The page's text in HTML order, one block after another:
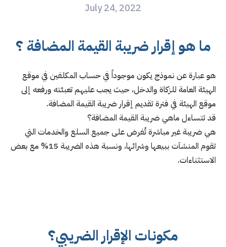
July 24, 2022
ما هو إقرار ضريبة القيمة المضافة ؟
هو عبارة عن نموذج يكون موجوداً في حساب المكلفين في موقع
الهيئة العامة للزكاة والدخل، حيث يجب عليهم تعبئته ورفعه إلى
موقع الهيئة في فترة تقديم إقرار ضريبة القيمة المضافة.
قد تتساءل ماهي ضريبة القيمة المضافة؟
هي ضريبة غير مباشرة تُفرض على جميع السلع والخدمات التي
تقوم المنشآت ببيعها وشرائها، ونسبة هذه الضريبة 15% مع بعض
الاستثناءات.
مكونات الإقرار الضريبي؟